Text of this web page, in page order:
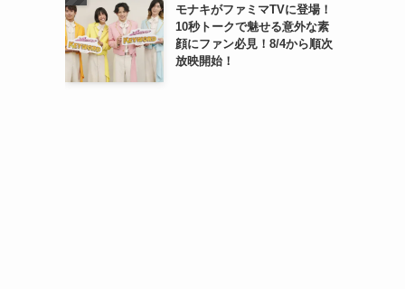
モナキがファミマTVに登場！
10秒トークで魅せる意外な素
顔にファン必見！8/4から順次
放映開始！